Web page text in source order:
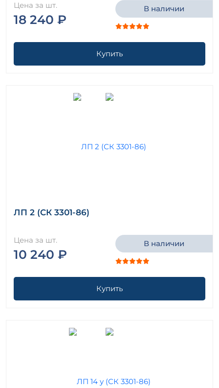
Цена за шт.
18 240 ₽
В наличии
Купить
ЛП 2 (СК 3301-86)
Цена за шт.
10 240 ₽
В наличии
Купить